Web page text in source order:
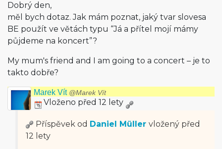
Dobrý den,
měl bych dotaz. Jak mám poznat, jaký tvar slovesa
BE použít ve větách typu “Já a přítel mojí mámy
půjdeme na koncert”?
My mum's friend and I am going to a concert – je to
takto dobře?
Marek Vít @Marek Vít
Vloženo před 12 lety
Příspěvek od Daniel Müller vložený před
12 lety